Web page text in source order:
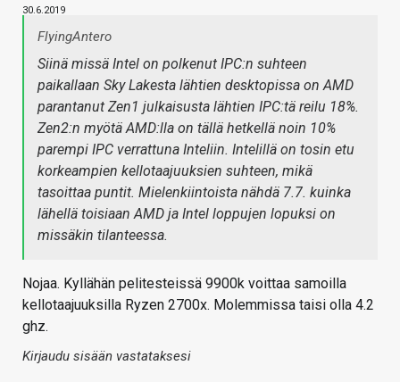
30.6.2019
FlyingAntero
Siinä missä Intel on polkenut IPC:n suhteen
paikallaan Sky Lakesta lähtien desktopissa on AMD
parantanut Zen1 julkaisusta lähtien IPC:tä reilu 18%.
Zen2:n myötä AMD:lla on tällä hetkellä noin 10%
parempi IPC verrattuna Inteliin. Intelillä on tosin etu
korkeampien kellotaajuuksien suhteen, mikä
tasoittaa puntit. Mielenkiintoista nähdä 7.7. kuinka
lähellä toisiaan AMD ja Intel loppujen lopuksi on
missäkin tilanteessa.
Nojaa. Kyllähän pelitesteissä 9900k voittaa samoilla
kellotaajuuksilla Ryzen 2700x. Molemmissa taisi olla 4.2
ghz.
Kirjaudu sisään vastataksesi